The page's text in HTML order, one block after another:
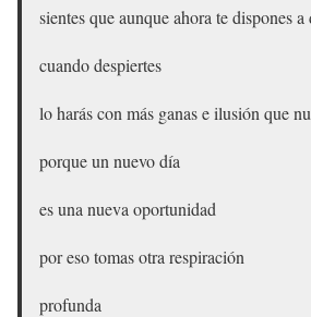
sientes que aunque ahora te dispones
cuando despiertes
lo harás con más ganas e ilusión que
porque un nuevo día
es una nueva oportunidad
por eso tomas otra respiración
profunda